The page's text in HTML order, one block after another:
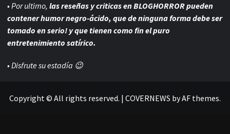
• Por ultimo, las reseñas y criticas en BLOGHORROR pueden
contener humor negro-ácido, que de ninguna forma debe ser
tomado en serio! y que tienen como fin el puro
entretenimiento satírico.
• Disfrute su estadía 😉
Copyright © All rights reserved. | COVERNEWS by AF themes.